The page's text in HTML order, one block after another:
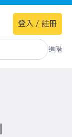
進階
登入 / 註冊